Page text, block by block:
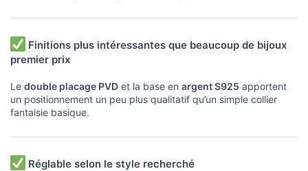
Finitions plus intéressantes que beaucoup de bijoux
premier prix
Le double placage PVD et la base en argent S925 apportent
un positionnement un peu plus qualitatif qu’un simple collier
fantaisie basique.
Réglable selon le style recherché